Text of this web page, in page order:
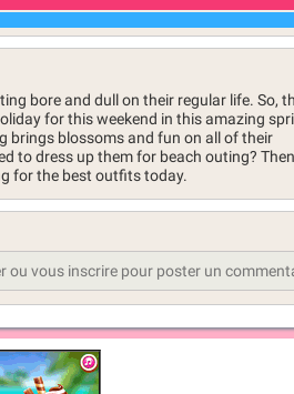
bore and dull on their regular life. So,
for this weekend in this amazing
brings blossoms and fun on all of their
to dress up them for beach outing? Then
for the best outfits today.